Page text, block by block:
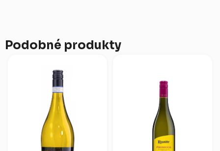
Podobné produkty